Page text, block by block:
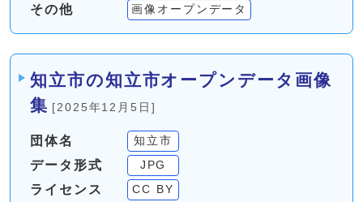
その他 画像オープンデータ
知立市の知立市オープンデータ画像
集 [2025年12月5日]
団体名 知立市
データ形式 JPG
ライセンス CC BY